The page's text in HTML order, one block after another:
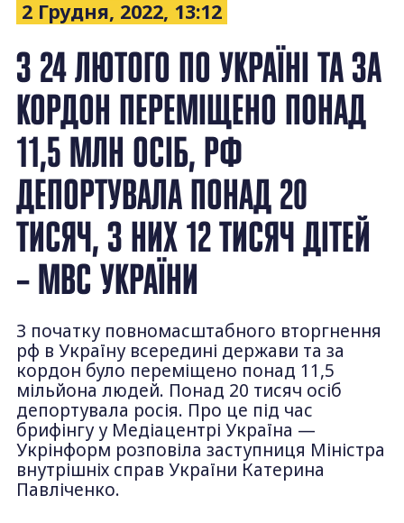
2 Грудня, 2022, 13:12
З 24 ЛЮТОГО ПО УКРАЇНІ ТА ЗА
КОРДОН ПЕРЕМІЩЕНО ПОНАД
11,5 МЛН ОСІБ, РФ
ДЕПОРТУВАЛА ПОНАД 20
ТИСЯЧ, З НИХ 12 ТИСЯЧ ДІТЕЙ
– МВС УКРАЇНИ
З початку повномасштабного вторгнення
рф в Україну всередині держави та за
кордон було переміщено понад 11,5
мільйона людей. Понад 20 тисяч осіб
депортувала росія. Про це під час
брифінгу у Медіацентрі Україна —
Укрінформ розповіла заступниця Міністра
внутрішніх справ України Катерина
Павліченко.